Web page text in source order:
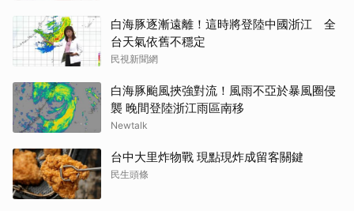
白海豚逐漸遠離！這時將登陸中國浙江 全
台天氣依舊不穩定
民視新聞網
白海豚颱風挾強對流！風雨不亞於暴風圈侵
襲 晚間登陸浙江雨區南移
Newtalk
台中大里炸物戰 現點現炸成留客關鍵
民生頭條